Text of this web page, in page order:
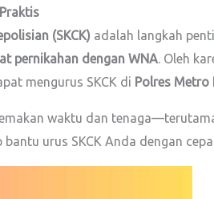
(SKCK) adalah langkah
pernikahan dengan WNA. Oleh
mengurus SKCK di Polres
waktu dan
bantu urus SKCK Anda dengan